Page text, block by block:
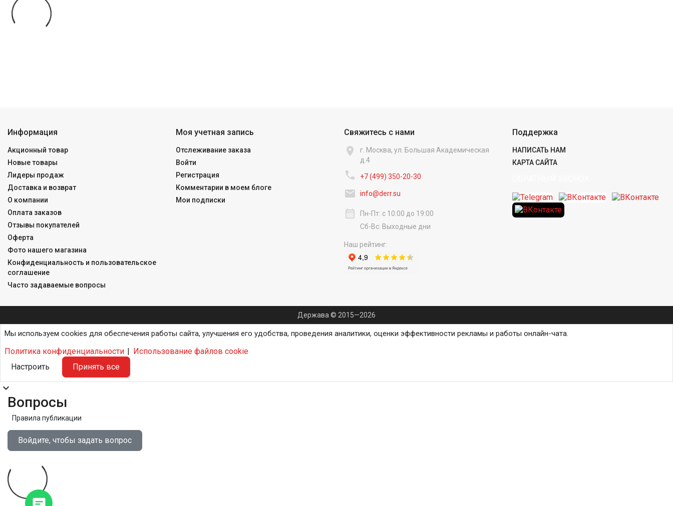
Информация
Акционный товар
Новые товары
Лидеры продаж
Доставка и возврат
О компании
Оплата заказов
Отзывы покупателей
Оферта
Фото нашего магазина
Конфиденциальность и пользовательское
соглашение
Часто задаваемые вопросы
Моя учетная запись
Отслеживание заказа
Войти
Регистрация
Комментарии в моем блоге
Мои подписки
Свяжитесь с нами

г. Москва, ул. Большая Академическая
д.4
 +7 (499) 350-20-30
 info@derr.su
calendar_month
Пн-Пт: с 10:00 до 19:00
Сб-Вс: Выходные дни
Наш рейтинг:
Поддержка
НАПИСАТЬ НАМ
КАРТА САЙТА
Держава © 2015—2026
Мы используем cookies для обеспечения работы сайта, улучшения его удобства, проведения аналитики, оценки эффективности рекламы и работы онлайн-чата.
Политика конфиденциальности | Использование файлов cookie
Настроить
Принять все
expand_more
Вопросы
Правила публикации
Войдите, чтобы задать вопрос